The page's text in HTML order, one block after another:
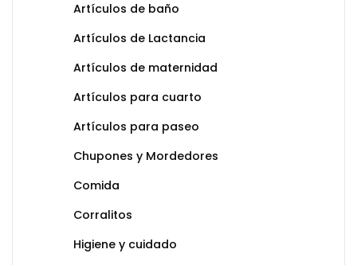
Artículos de baño
Artículos de Lactancia
Artículos de maternidad
Artículos para cuarto
Artículos para paseo
Chupones y Mordedores
Comida
Corralitos
Higiene y cuidado